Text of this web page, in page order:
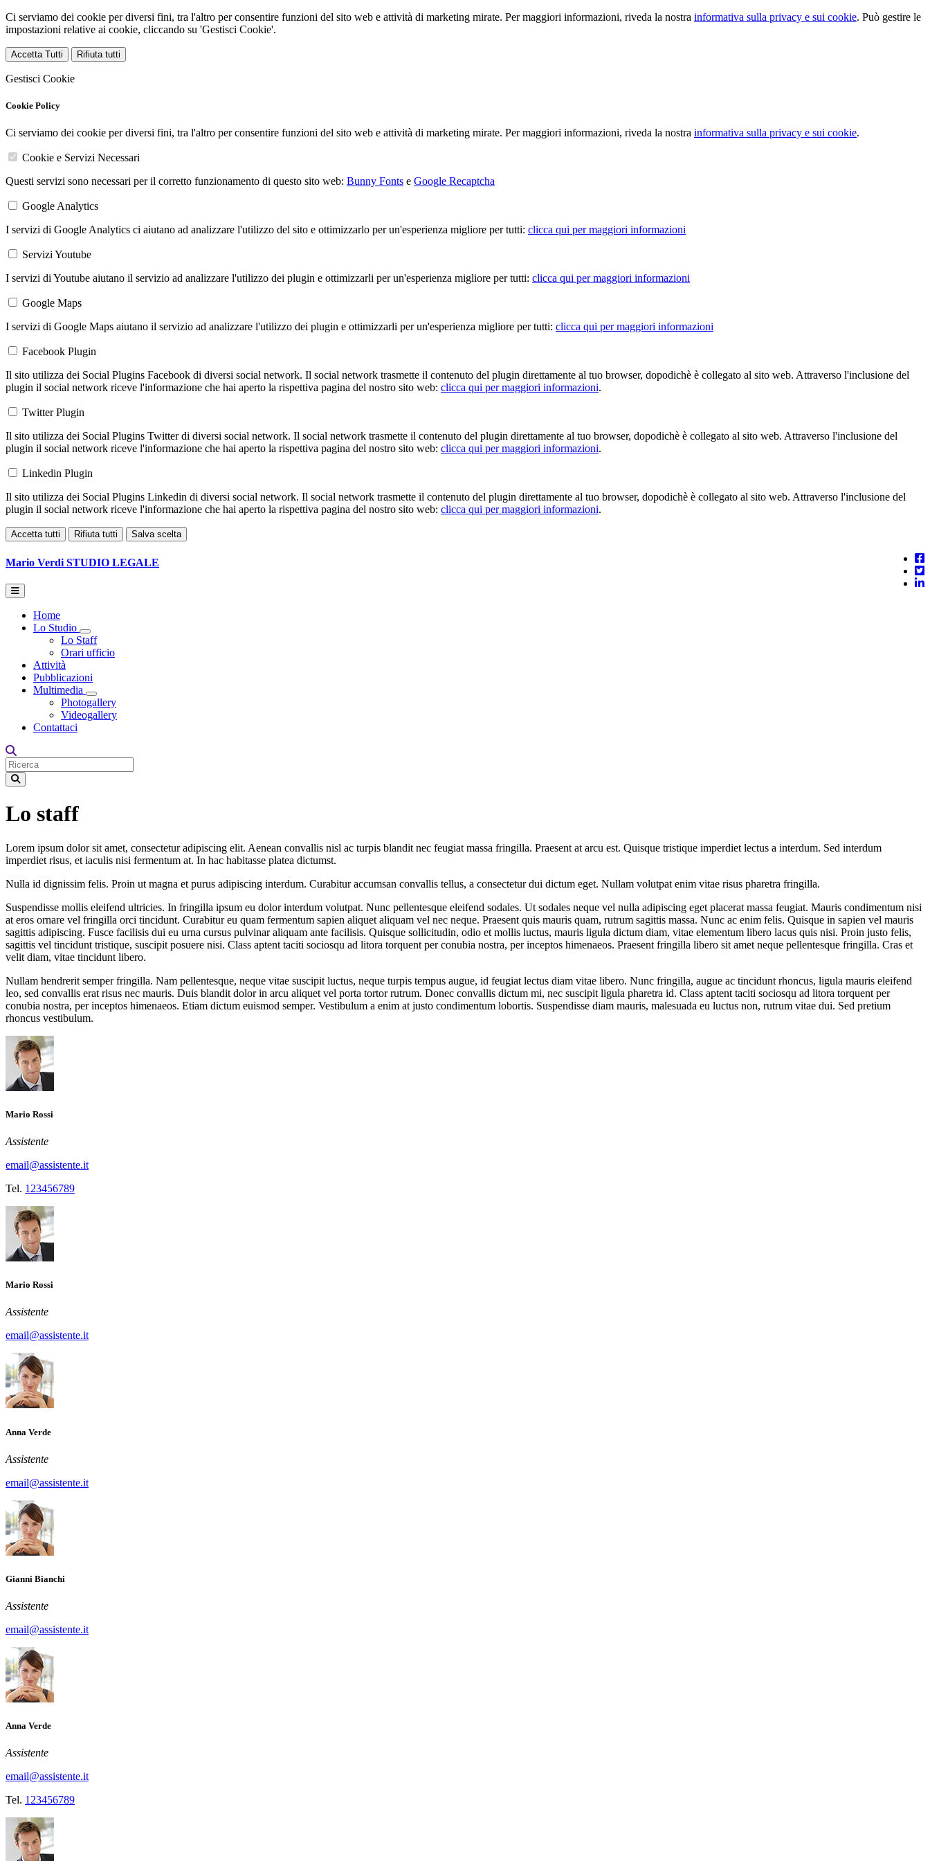
Ci serviamo dei cookie per diversi fini, tra l'altro per consentire funzioni del sito web e attività di marketing mirate. Per maggiori informazioni, riveda la nostra informativa sulla privacy e sui cookie. Può gestire le
impostazioni relative ai cookie, cliccando su 'Gestisci Cookie'.
Accetta Tutti Rifiuta tutti
Gestisci Cookie
Cookie Policy
Ci serviamo dei cookie per diversi fini, tra l'altro per consentire funzioni del sito web e attività di marketing mirate. Per maggiori informazioni, riveda la nostra informativa sulla privacy e sui cookie.
Cookie e Servizi Necessari
Questi servizi sono necessari per il corretto funzionamento di questo sito web: Bunny Fonts e Google Recaptcha
Google Analytics
I servizi di Google Analytics ci aiutano ad analizzare l'utilizzo del sito e ottimizzarlo per un'esperienza migliore per tutti: clicca qui per maggiori informazioni
Servizi Youtube
I servizi di Youtube aiutano il servizio ad analizzare l'utilizzo dei plugin e ottimizzarli per un'esperienza migliore per tutti: clicca qui per maggiori informazioni
Google Maps
I servizi di Google Maps aiutano il servizio ad analizzare l'utilizzo dei plugin e ottimizzarli per un'esperienza migliore per tutti: clicca qui per maggiori informazioni
Facebook Plugin
Il sito utilizza dei Social Plugins Facebook di diversi social network. Il social network trasmette il contenuto del plugin direttamente al tuo browser, dopodichè è collegato al sito web. Attraverso l'inclusione del
plugin il social network riceve l'informazione che hai aperto la rispettiva pagina del nostro sito web: clicca qui per maggiori informazioni.
Twitter Plugin
Il sito utilizza dei Social Plugins Twitter di diversi social network. Il social network trasmette il contenuto del plugin direttamente al tuo browser, dopodichè è collegato al sito web. Attraverso l'inclusione del
plugin il social network riceve l'informazione che hai aperto la rispettiva pagina del nostro sito web: clicca qui per maggiori informazioni.
Linkedin Plugin
Il sito utilizza dei Social Plugins Linkedin di diversi social network. Il social network trasmette il contenuto del plugin direttamente al tuo browser, dopodichè è collegato al sito web. Attraverso l'inclusione del
plugin il social network riceve l'informazione che hai aperto la rispettiva pagina del nostro sito web: clicca qui per maggiori informazioni.
Accetta tutti Rifiuta tutti Salva scelta
Mario Verdi STUDIO LEGALE
Home
Lo Studio
Toggle Dropdown
Lo Staff
Orari ufficio
Attività
Pubblicazioni
Multimedia
Toggle Dropdown
Photogallery
Videogallery
Contattaci
Lo staff
Lorem ipsum dolor sit amet, consectetur adipiscing elit. Aenean convallis nisl ac turpis blandit nec feugiat massa fringilla. Praesent at arcu est. Quisque tristique imperdiet lectus a interdum. Sed interdum
imperdiet risus, et iaculis nisi fermentum at. In hac habitasse platea dictumst.
Nulla id dignissim felis. Proin ut magna et purus adipiscing interdum. Curabitur accumsan convallis tellus, a consectetur dui dictum eget. Nullam volutpat enim vitae risus pharetra fringilla.
Suspendisse mollis eleifend ultricies. In fringilla ipsum eu dolor interdum volutpat. Nunc pellentesque eleifend sodales. Ut sodales neque vel nulla adipiscing eget placerat massa feugiat. Mauris condimentum nisi
at eros ornare vel fringilla orci tincidunt. Curabitur eu quam fermentum sapien aliquet aliquam vel nec neque. Praesent quis mauris quam, rutrum sagittis massa. Nunc ac enim felis. Quisque in sapien vel mauris
sagittis adipiscing. Fusce facilisis dui eu urna cursus pulvinar aliquam ante facilisis. Quisque sollicitudin, odio et mollis luctus, mauris ligula dictum diam, vitae elementum libero lacus quis nisi. Proin justo felis,
sagittis vel tincidunt tristique, suscipit posuere nisi. Class aptent taciti sociosqu ad litora torquent per conubia nostra, per inceptos himenaeos. Praesent fringilla libero sit amet neque pellentesque fringilla. Cras et
velit diam, vitae tincidunt libero.
Nullam hendrerit semper fringilla. Nam pellentesque, neque vitae suscipit luctus, neque turpis tempus augue, id feugiat lectus diam vitae libero. Nunc fringilla, augue ac tincidunt rhoncus, ligula mauris eleifend
leo, sed convallis erat risus nec mauris. Duis blandit dolor in arcu aliquet vel porta tortor rutrum. Donec convallis dictum mi, nec suscipit ligula pharetra id. Class aptent taciti sociosqu ad litora torquent per
conubia nostra, per inceptos himenaeos. Etiam dictum euismod semper. Vestibulum a enim at justo condimentum lobortis. Suspendisse diam mauris, malesuada eu luctus non, rutrum vitae dui. Sed pretium
rhoncus vestibulum.
Mario Rossi
Assistente
email@assistente.it
Tel. 123456789
Mario Rossi
Assistente
email@assistente.it
Anna Verde
Assistente
email@assistente.it
Gianni Bianchi
Assistente
email@assistente.it
Anna Verde
Assistente
email@assistente.it
Tel. 123456789